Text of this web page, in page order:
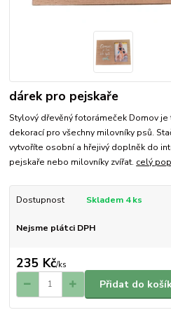
dárek pro pejskaře
Stylový dřevěný fotorámeček Domov
dekorací pro všechny milovníky psů.
vytvoříte osobní a hřejivý doplněk do
pejskaře nebo milovníky zvířat. celý
Dostupnost Skladem 4 ks
Nejsme plátci DPH
235 Kč/ks
Přidat do